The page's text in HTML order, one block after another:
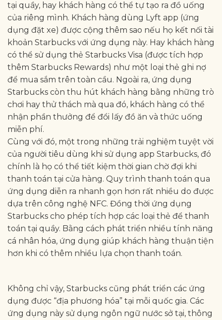
tại quầy, hay khách hàng có thể tự tạo ra đồ uống
của riêng mình. Khách hàng dùng Lyft app (ứng
dụng đặt xe) được cộng thêm sao nếu họ kết nối tài
khoản Starbucks với ứng dụng này. Hay khách hàng
có thể sử dụng thẻ Starbucks Visa (được tích hợp
thêm Starbucks Rewards) như một loại thẻ ghi nợ
để mua sắm trên toàn cầu. Ngoài ra, ứng dụng
Starbucks còn thu hút khách hàng bằng những trò
chơi hay thử thách mà qua đó, khách hàng có thể
nhận phần thưởng để đổi lấy đồ ăn và thức uống
miễn phí.
Cùng với đó, một trong những trải nghiệm tuyệt vời
của người tiêu dùng khi sử dụng app Starbucks, đó
chính là họ có thể tiết kiệm thời gian chờ đợi khi
thanh toán tại cửa hàng. Quy trình thanh toán qua
ứng dụng diễn ra nhanh gọn hơn rất nhiều do được
dựa trên công nghệ NFC. Đồng thời ứng dụng
Starbucks cho phép tích hợp các loại thẻ để thanh
toán tại quầy. Bằng cách phát triển nhiều tính năng
cá nhân hóa, ứng dụng giúp khách hàng thuận tiện
hơn khi có thêm nhiều lựa chọn thanh toán.
Không chỉ vậy, Starbucks cũng phát triển các ứng
dụng được “địa phương hóa” tại mỗi quốc gia. Các
ứng dụng này sử dụng ngôn ngữ nước sở tại, thông